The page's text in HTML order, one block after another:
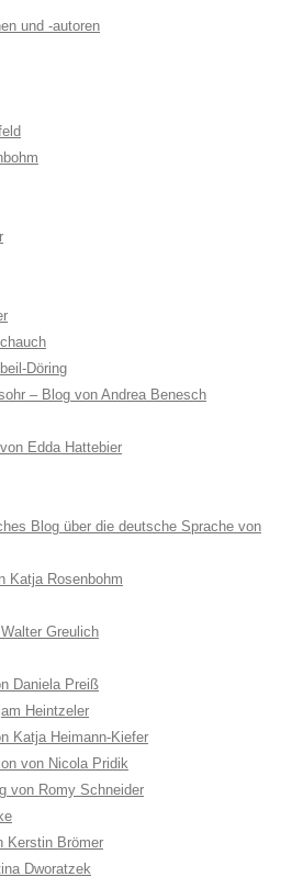
und -autoren
Döring
– Blog von Andrea Benesch
Edda Hattebier
Blog über die deutsche Sprache von
Katja Rosenbohm
Greulich
Daniela Preiß
Heintzeler
Katja Heimann-Kiefer
von Nicola Pridik
von Romy Schneider
Kerstin Brömer
Dworatzek